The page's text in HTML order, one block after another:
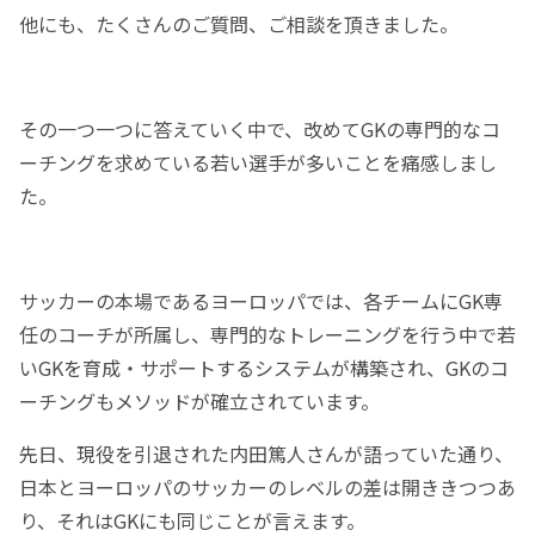
他にも、たくさんのご質問、ご相談を頂きました。
その一つ一つに答えていく中で、改めてGKの専門的なコ
ーチングを求めている若い選手が多いことを痛感しまし
た。
サッカーの本場であるヨーロッパでは、各チームにGK専
任のコーチが所属し、専門的なトレーニングを行う中で若
いGKを育成・サポートするシステムが構築され、GKのコ
ーチングもメソッドが確立されています。
先日、現役を引退された内田篤人さんが語っていた通り、
日本とヨーロッパのサッカーのレベルの差は開ききつつあ
り、それはGKにも同じことが言えます。